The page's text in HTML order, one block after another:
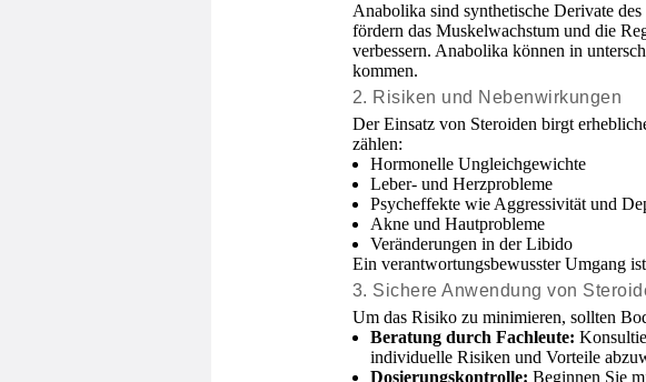
Anabolika sind synthetische Derivate
fördern das Muskelwachstum und die
verbessern. Anabolika können in
kommen.
2. Risiken und Nebenwirkungen
Der Einsatz von Steroiden birgt
zählen:
Hormonelle Ungleichgewichte
Leber- und Herzprobleme
Psycheffekte wie Aggressivität und
Akne und Hautprobleme
Veränderungen in der Libido
Ein verantwortungsbewusster Umgang
3. Sichere Anwendung von
Um das Risiko zu minimieren, sollten
Beratung durch Fachleute:
individuelle Risiken und Vorteile
Dosierungskontrolle: Beginnen Sie